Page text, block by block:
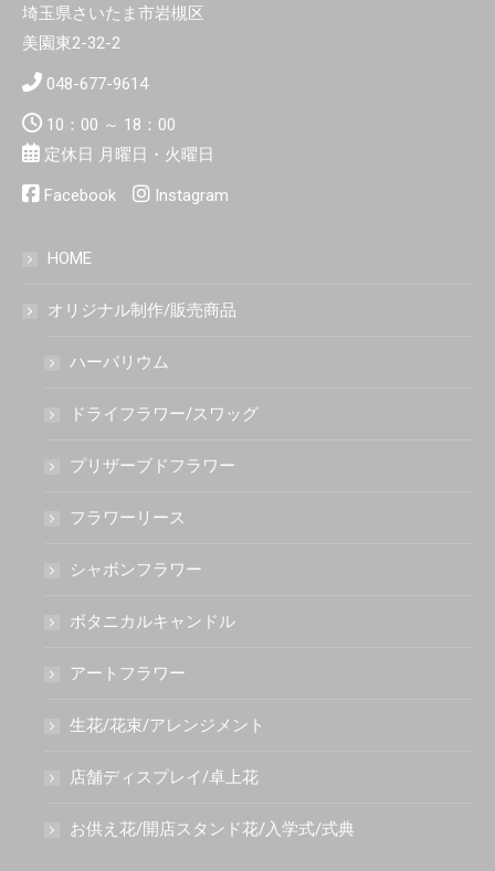
埼玉県さいたま市岩槻区
美園東2-32-2
048-677-9614
10：00 ～ 18：00
定休日 月曜日・火曜日
Facebook Instagram
HOME
オリジナル制作/販売商品
ハーバリウム
ドライフラワー/スワッグ
プリザーブドフラワー
フラワーリース
シャボンフラワー
ボタニカルキャンドル
アートフラワー
生花/花束/アレンジメント
店舗ディスプレイ/卓上花
お供え花/開店スタンド花/入学式/式典